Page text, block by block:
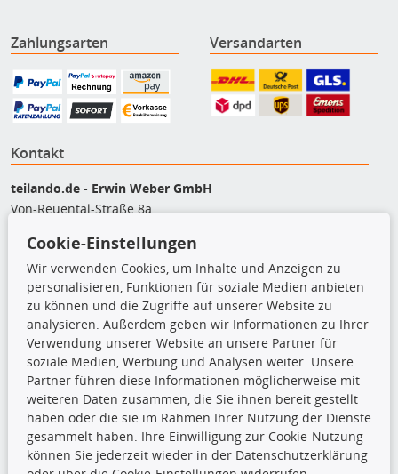
Zahlungsarten Versandarten
Kontakt
teilando.de - Erwin Weber GmbH
Von-Reuental-Straße 8a
+49 (0) 8165 / 5093200
shop@teilando.de
Top Produkte
Beleuchtung
Bremsbeläge
Bremsscheiben
Kupplungssatz
Querlenker
Radlager
Stoßdämpfer
Cookie-Einstellungen
Wir verwenden Cookies, um Inhalte und Anzeigen zu
personalisieren, Funktionen für soziale Medien anbieten
zu können und die Zugriffe auf unserer Website zu
analysieren. Außerdem geben wir Informationen zu Ihrer
Verwendung unserer Website an unsere Partner für
soziale Medien, Werbung und Analysen weiter. Unsere
Partner führen diese Informationen möglicherweise mit
weiteren Daten zusammen, die Sie ihnen bereit gestellt
haben oder die sie im Rahmen Ihrer Nutzung der Dienste
gesammelt haben. Ihre Einwilligung zur Cookie-Nutzung
können Sie jederzeit wieder in der Datenschutzerklärung